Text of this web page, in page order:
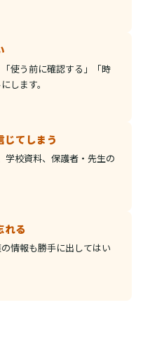
使う前に確認する」「時
します。
てしまう
学校資料、保護者・先生の
れる
情報も勝手に出してはい